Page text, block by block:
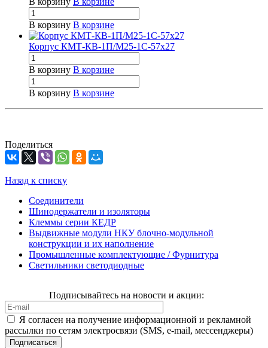
В корзину В корзине
Корпус КМТ-КВ-1П/М25-1С-57х27
В корзину В корзине
В корзину В корзине
Поделиться
Назад к списку
Соединители
Шинодержатели и изоляторы
Клеммы серии КЕДР
Выдвижные модули НКУ блочно-модульной
конструкции и их наполнение
Промышленные комплектующие / Фурнитура
Светильники светодиодные
Подписывайтесь на новости и акции:
Я согласен на получение информационной и рекламной
рассылки по сетям электросвязи (SMS, e-mail, мессенджеры)